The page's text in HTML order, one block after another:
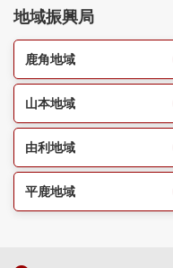
地域振興局
鹿角地域
山本地域
由利地域
平鹿地域